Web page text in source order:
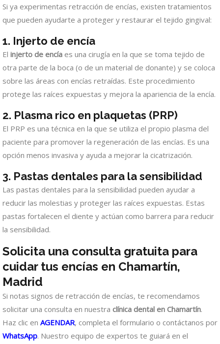
Si ya experimentas retracción de encías, existen tratamientos
que pueden ayudarte a proteger y restaurar el tejido gingival:
1. Injerto de encía
El injerto de encía es una cirugía en la que se toma tejido de
otra parte de la boca (o de un material de donante) y se coloca
sobre las áreas con encías retraídas. Este procedimiento
protege las raíces expuestas y mejora la apariencia de la encía.
2. Plasma rico en plaquetas (PRP)
El PRP es una técnica en la que se utiliza el propio plasma del
paciente para promover la regeneración de las encías. Es una
opción menos invasiva y ayuda a mejorar la cicatrización.
3. Pastas dentales para la sensibilidad
Las pastas dentales para la sensibilidad pueden ayudar a
reducir las molestias y proteger las raíces expuestas. Estas
pastas fortalecen el diente y actúan como barrera para reducir
la sensibilidad.
Solicita una consulta gratuita para
cuidar tus encías en Chamartín,
Madrid
Si notas signos de retracción de encías, te recomendamos
solicitar una consulta en nuestra clínica dental en Chamartín.
Haz clic en AGENDAR, completa el formulario o contáctanos por
WhatsApp. Nuestro equipo de expertos te guiará en el